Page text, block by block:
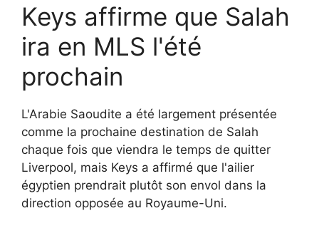
Keys affirme que Salah
ira en MLS l'été
prochain
L'Arabie Saoudite a été largement présentée
comme la prochaine destination de Salah
chaque fois que viendra le temps de quitter
Liverpool, mais Keys a affirmé que l'ailier
égyptien prendrait plutôt son envol dans la
direction opposée au Royaume-Uni.